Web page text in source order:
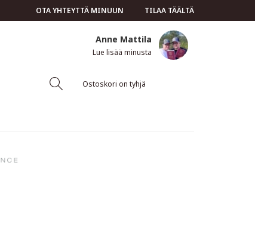
TILAA TÄÄLTÄ
OTA YHTEYTTÄ MINUUN
Anne Mattila
Lue lisää minusta
Ostoskori on tyhjä